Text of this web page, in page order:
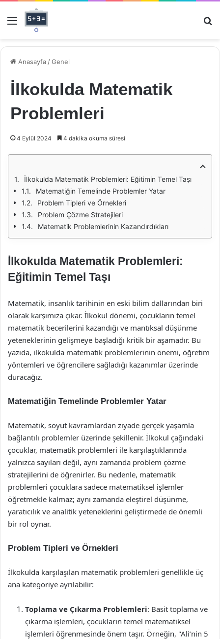
Menü
Anasayfa /Genel
İlkokulda Matematik
Problemleri
4 Eylül 2024 4 dakika okuma süresi
İlkokulda Matematik Problemleri: Eğitimin Temel Taşı
Matematiğin Temelinde Problemler Yatar
Problem Tipleri ve Örnekleri
Problem Çözme Stratejileri
Matematik Problemlerinin Kazandırdıkları
İlkokulda Matematik Problemleri:
Eğitimin Temel Taşı
Matematik, insanlık tarihinin en eski bilim dallarından biri
olarak karşımıza çıkar. İlkokul dönemi, çocukların temel
matematik becerilerini kazandığı ve mantıksal düşünme
yeteneklerinin gelişmeye başladığı kritik bir aşamadır. Bu
yazıda, ilkokulda matematik problemlerinin önemi, öğretim
yöntemleri ve öğrencilere sağladığı kazanımlar üzerinde
duracağız.
Matematiğin Temelinde Problemler Yatar
Matematik, soyut kavramlardan ziyade gerçek yaşamla
bağlantılı problemler üzerinde şekillenir. İlkokul çağındaki
çocuklar, matematik problemleri ile karşılaştıklarında
yalnızca sayıları değil, aynı zamanda problem çözme
stratejilerini de öğrenirler. Bu nedenle, matematik
problemleri çocuklara sadece matematiksel işlemler
öğretmekle kalmaz; aynı zamanda eleştirel düşünme,
yaratıcılık ve analitik yeteneklerini geliştirmede de önemli
bir rol oynar.
Problem Tipleri ve Örnekleri
İlkokulda karşılaşılan matematik problemleri genellikle üç
ana kategoriye ayrılabilir:
Toplama ve Çıkarma Problemleri: Basit toplama ve
çıkarma işlemleri, çocukların temel matematiksel
işlemleri öğrenmesinde önem taşır. Örneğin, "Ali’nin 5